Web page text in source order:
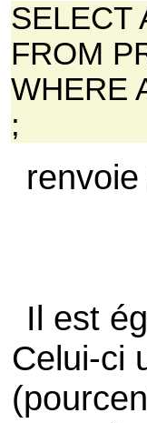
SELECT
FROM
WHERE
;
renvoie
Il est
Celui-ci